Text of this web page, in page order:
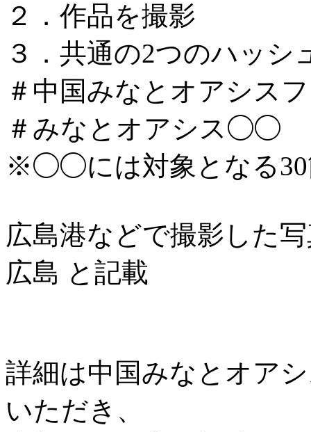
２．作品を撮影
３．共通の2つのハッシ
＃中国みなとオアシス
＃みなとオアシス◯◯
※◯◯には対象となる30
広島港などで撮影した
広島 と記載
詳細は中国みなとオア
いただき、